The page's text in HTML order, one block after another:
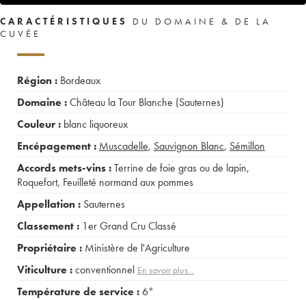
CARACTÉRISTIQUES
DU DOMAINE & DE LA
CUVÉE
Région : Bordeaux
Domaine :Château la Tour Blanche (Sauternes)
Couleur : blanc liquoreux
Encépagement : Muscadelle, Sauvignon Blanc, Sémillon
Accords mets-vins :Terrine de foie gras ou de lapin,
Roquefort, Feuilleté normand aux pommes
Appellation : Sauternes
Classement : 1er Grand Cru Classé
Propriétaire : Ministère de l'Agriculture
Viticulture :conventionnel En savoir plus...
Température de service : 6°